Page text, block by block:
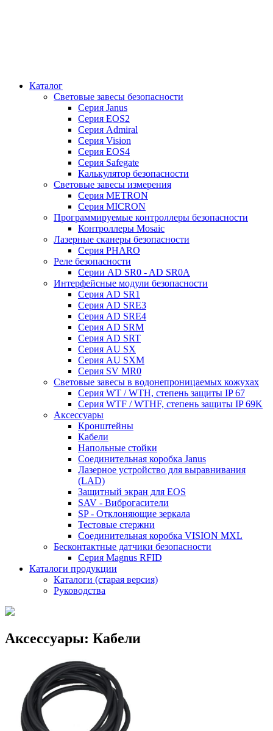
Каталог
Cветовые завесы безопасности
Серия Janus
Серия EOS2
Серия Admiral
Серия Vision
Серия EOS4
Серия Safegate
Калькулятор безопасности
Световые завесы измерения
Серия METRON
Серия MICRON
Программируемые контроллеры безопасности
Контроллеры Mosaic
Лазерные сканеры безопасности
Серия PHARO
Реле безопасности
Серии AD SR0 - AD SR0A
Интерфейсные модули безопасности
Серия AD SR1
Серия AD SRE3
Серия AD SRE4
Серия AD SRM
Серия AD SRT
Серия AU SX
Серия AU SXM
Серия SV MR0
Световые завесы в водонепроницаемых кожухах
Серия WT / WTH, степень защиты IP 67
Серия WTF / WTHF, степень защиты IP 69K
Аксессуары
Кронштейны
Кабели
Напольные стойки
Соединительная коробка Janus
Лазерное устройство для выравнивания
(LAD)
Защитный экран для EOS
SAV - Виброгасители
SP - Отклоняющие зеркала
Тестовые стержни
Соединительная коробка VISION MXL
Бесконтактные датчики безопасности
Серия Magnus RFID
Каталоги продукции
Каталоги (старая версия)
Руководства
Аксессуары: Кабели